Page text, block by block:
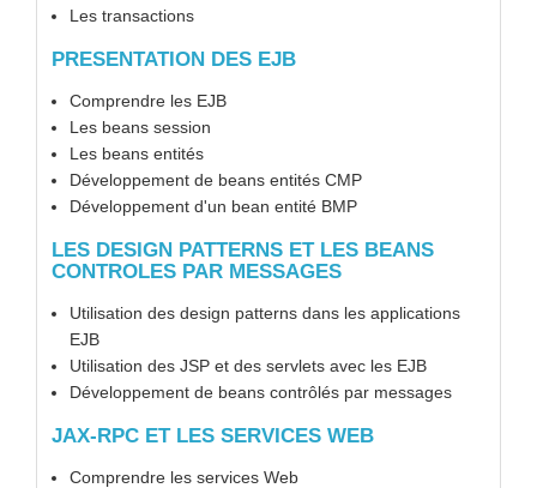
Les transactions
PRESENTATION DES EJB
Comprendre les EJB
Les beans session
Les beans entités
Développement de beans entités CMP
Développement d'un bean entité BMP
LES DESIGN PATTERNS ET LES BEANS
CONTROLES PAR MESSAGES
Utilisation des design patterns dans les applications
EJB
Utilisation des JSP et des servlets avec les EJB
Développement de beans contrôlés par messages
JAX-RPC ET LES SERVICES WEB
Comprendre les services Web